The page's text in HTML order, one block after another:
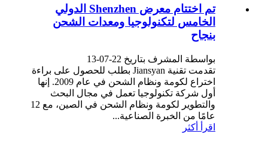
تم اختتام معرض Shenzhen الدولي
الخامس لتكنولوجيا ومعدات الشحن
بنجاح
بواسطة المشرف بتاريخ 22-07-13
تقدمت تقنية Jiansyan بطلب للحصول على براءة
اختراع لكومة ونظام الشحن في عام 2009. إنها
أول شركة تكنولوجيا تعمل في مجال البحث
والتطوير لكومة ونظام الشحن في الصين، مع 12
عامًا من الخبرة الصناعية...
اقرأ أكثر